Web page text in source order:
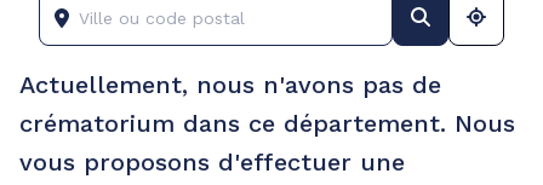
Actuellement, nous n'avons pas de
crématorium dans ce département. Nous
vous proposons d'effectuer une